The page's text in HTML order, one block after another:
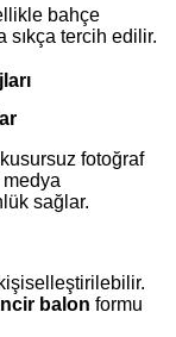
bahçe
sıkça tercih edilir.
fotoğraf
sağlar.
balon formu